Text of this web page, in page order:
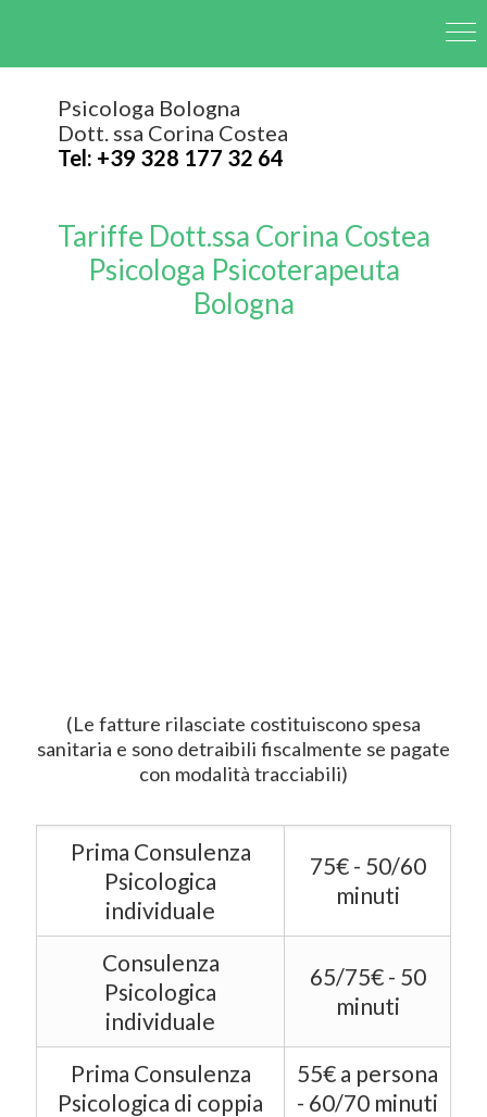
Psicologa Bologna
Dott. ssa Corina Costea
Tel: +39 328 177 32 64
Tariffe Dott.ssa Corina Costea
Psicologa Psicoterapeuta
Bologna
(Le fatture rilasciate costituiscono spesa
sanitaria e sono detraibili fiscalmente se pagate
con modalità tracciabili)
Prima Consulenza
Psicologica
individuale
75€ - 50/60
minuti
Consulenza
Psicologica
individuale
65/75€ - 50
minuti
Prima Consulenza
Psicologica di coppia
55€ a persona
- 60/70 minuti